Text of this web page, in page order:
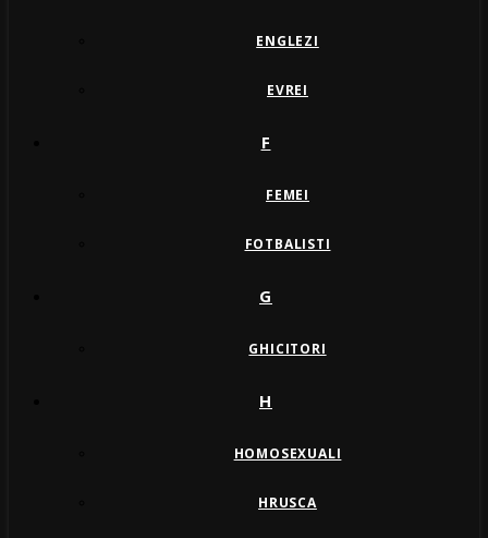
ENGLEZI
EVREI
F
FEMEI
FOTBALISTI
G
GHICITORI
H
HOMOSEXUALI
HRUSCA